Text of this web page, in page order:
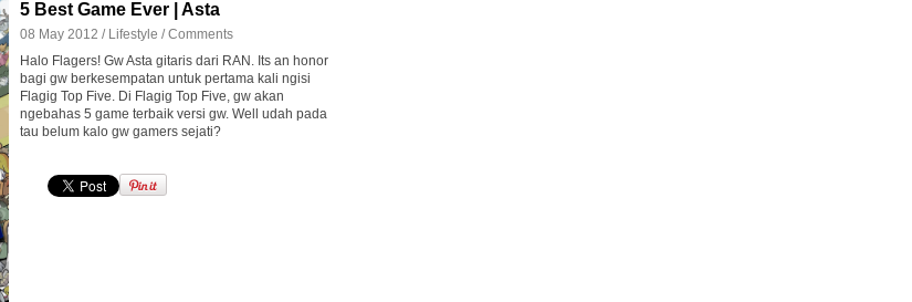
5 Best Game Ever | Asta
08 May 2012 / Lifestyle /Comments
Halo Flagers! Gw Asta gitaris dari RAN. Its an honor
bagi gw berkesempatan untuk pertama kali ngisi
Flagig Top Five. Di Flagig Top Five, gw akan
ngebahas 5 game terbaik versi gw. Well udah pada
tau belum kalo gw gamers sejati?